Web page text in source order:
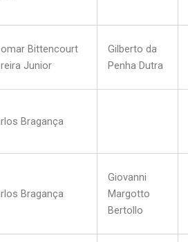
Bittencourt
Junior
Gilberto da
Penha Dutra
Bragança
Bragança
Giovanni
Margotto
Bertollo